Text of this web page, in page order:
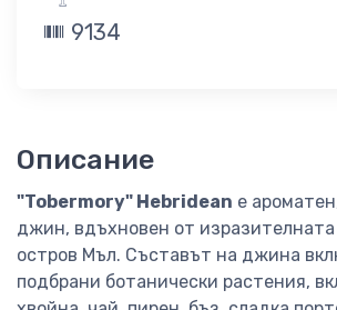
9134
Описание
"Tobermory" Hebridean е
джин, вдъхновен от
остров Мъл. Съставът на джина
подбрани ботанически растения,